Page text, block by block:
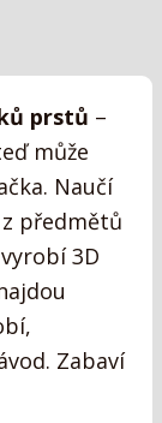
prstů –
může
Naučí
předmětů
3D
Zabaví